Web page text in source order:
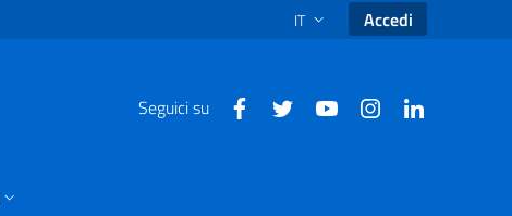
SELEZIONE LINGUA: LINGUA
IT Accedi
Seguici su